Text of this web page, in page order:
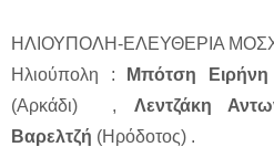
ΗΛΙΟΥΠΟΛΗ-ΕΛΕΥΘΕΡΙΑ
Ηλιούπολη :
Μπότση Ειρήνη
(Αρκάδι) , Λεντζάκη
Βαρελτζή (Ηρόδοτος) .